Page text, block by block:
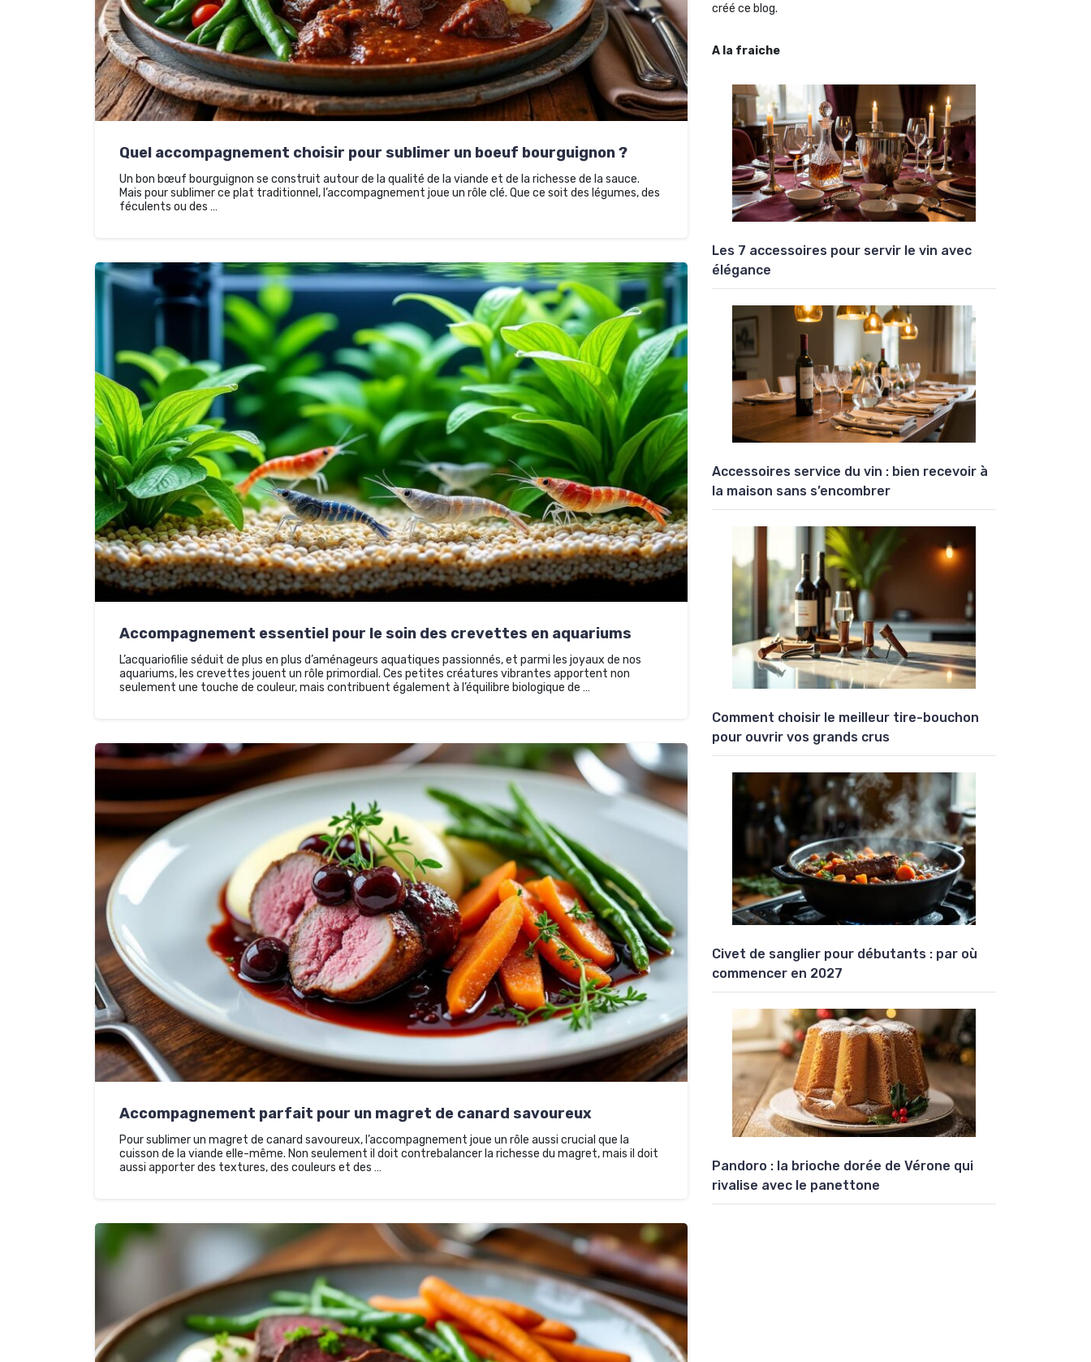
Quel accompagnement choisir pour sublimer un boeuf bourguignon ?
Un bon bœuf bourguignon se construit autour de la qualité de la viande et de la richesse de la sauce.
Mais pour sublimer ce plat traditionnel, l’accompagnement joue un rôle clé. Que ce soit des légumes, des
féculents ou des …
Accompagnement essentiel pour le soin des crevettes en aquariums
L’acquariofilie séduit de plus en plus d’aménageurs aquatiques passionnés, et parmi les joyaux de nos
aquariums, les crevettes jouent un rôle primordial. Ces petites créatures vibrantes apportent non
seulement une touche de couleur, mais contribuent également à l’équilibre biologique de …
Accompagnement parfait pour un magret de canard savoureux
Pour sublimer un magret de canard savoureux, l’accompagnement joue un rôle aussi crucial que la
cuisson de la viande elle-même. Non seulement il doit contrebalancer la richesse du magret, mais il doit
aussi apporter des textures, des couleurs et des …
créé ce blog.
A la fraiche
Les 7 accessoires pour servir le vin avec
élégance
Accessoires service du vin : bien recevoir à
la maison sans s’encombrer
Comment choisir le meilleur tire-bouchon
pour ouvrir vos grands crus
Civet de sanglier pour débutants : par où
commencer en 2027
Pandoro : la brioche dorée de Vérone qui
rivalise avec le panettone